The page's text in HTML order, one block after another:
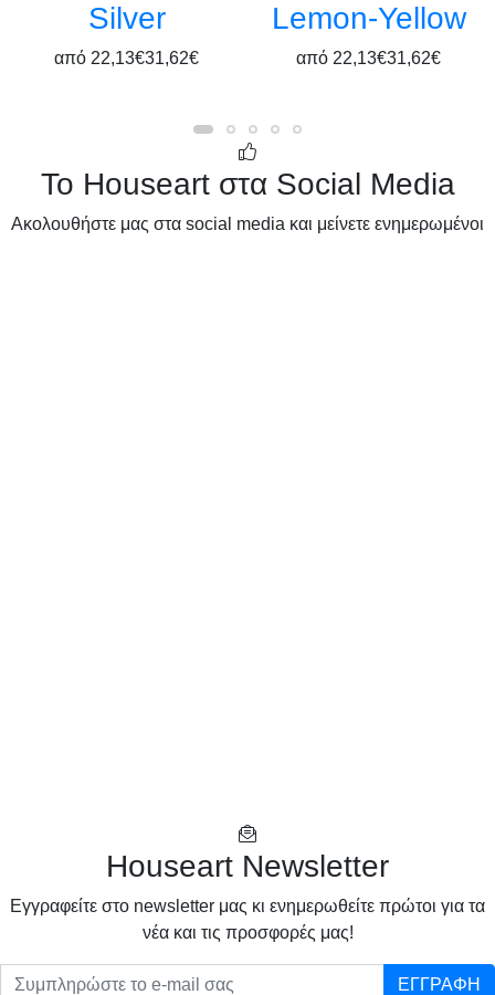
Silver
από 22,13€31,62€
Lemon-Yellow
από 22,13€31,62€
Το Houseart στα Social Media
Ακολουθήστε μας στα social media και μείνετε ενημερωμένοι
Houseart Newsletter
Eγγραφείτε στο newsletter μας κι ενημερωθείτε πρώτοι για τα
νέα και τις προσφορές μας!
ΕΓΓΡΑΦΗ